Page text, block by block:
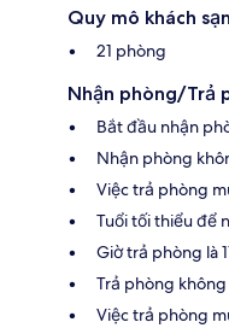
Quy mô khách sạn
21 phòng
Nhận phòng/Trả
Bắt đầu nhận
Nhận phòng
Việc trả phòng
Tuổi tối thiểu để
Giờ trả phòng là
Trả phòng
Việc trả phòng